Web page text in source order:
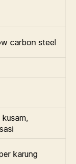
carbon steel
karung